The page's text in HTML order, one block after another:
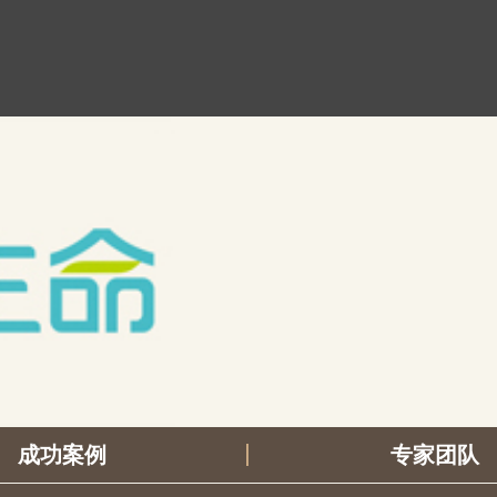
成功案例 专家团队